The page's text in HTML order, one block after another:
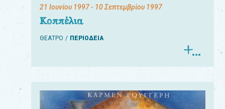
21 Ιουνίου 1997- 10 Σεπτεμβρίου 1997
Κοππέλια
ΘΕΑΤΡΟ ΠΕΡΙΟΔΕΙΑ